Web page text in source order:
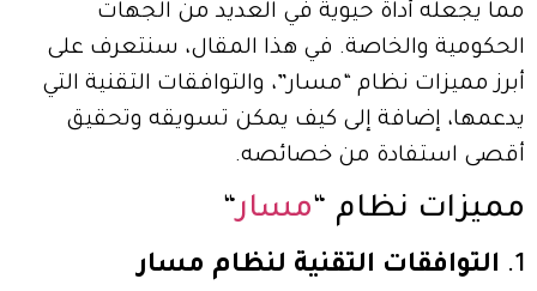
مما يجعله أداة حيوية في العديد من الجهات
الحكومية والخاصة. في هذا المقال، سنتعرف على
أبرز مميزات نظام “مسار”، والتوافقات التقنية التي
يدعمها، إضافة إلى كيف يمكن تسويقه وتحقيق
أقصى استفادة من خصائصه.
مميزات نظام “مسار“
1. التوافقات التقنية لنظام مسار